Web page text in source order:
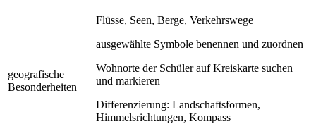
geografische
Besonderheiten
Flüsse, Seen, Berge, Verkehrswege
ausgewählte Symbole benennen und zuordnen
Wohnorte der Schüler auf Kreiskarte suchen
und markieren
Differenzierung: Landschaftsformen,
Himmelsrichtungen, Kompass